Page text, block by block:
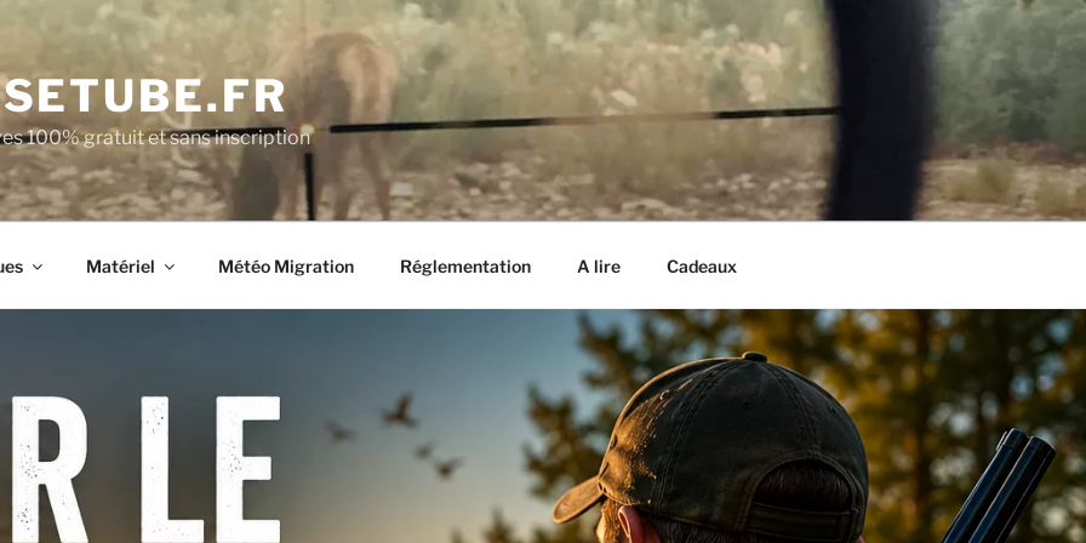
100% gratuit et sans inscription
Matériel Météo Migration Réglementation A lire Cadeaux